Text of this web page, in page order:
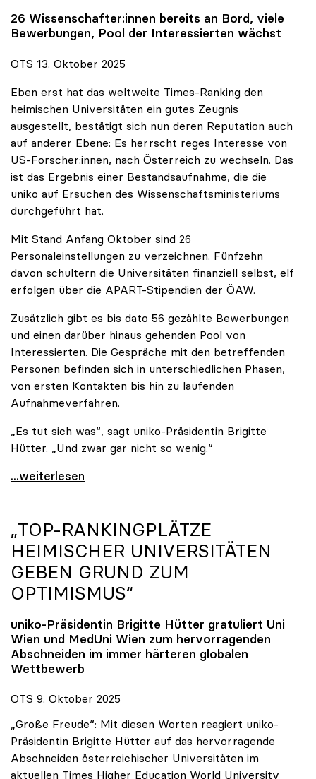
26 Wissenschafter:innen bereits an Bord, viele
Bewerbungen, Pool der Interessierten wächst
OTS 13. Oktober 2025
Eben erst hat das weltweite Times-Ranking den
heimischen Universitäten ein gutes Zeugnis
ausgestellt, bestätigt sich nun deren Reputation auch
auf anderer Ebene: Es herrscht reges Interesse von
US-Forscher:innen, nach Österreich zu wechseln. Das
ist das Ergebnis einer Bestandsaufnahme, die die
uniko auf Ersuchen des Wissenschaftsministeriums
durchgeführt hat.
Mit Stand Anfang Oktober sind 26
Personaleinstellungen zu verzeichnen. Fünfzehn
davon schultern die Universitäten finanziell selbst, elf
erfolgen über die APART-Stipendien der ÖAW.
Zusätzlich gibt es bis dato 56 gezählte Bewerbungen
und einen darüber hinaus gehenden Pool von
Interessierten. Die Gespräche mit den betreffenden
Personen befinden sich in unterschiedlichen Phasen,
von ersten Kontakten bis hin zu laufenden
Aufnahmeverfahren.
„Es tut sich was“, sagt uniko-Präsidentin Brigitte
Hütter. „Und zwar gar nicht so wenig.“
Reges Interesse von US-Forscher:innen an
...weiterlesen
„TOP-RANKINGPLÄTZE
HEIMISCHER UNIVERSITÄTEN
GEBEN GRUND ZUM
OPTIMISMUS“
uniko-Präsidentin Brigitte Hütter gratuliert Uni
Wien und MedUni Wien zum hervorragenden
Abschneiden im immer härteren globalen
Wettbewerb
OTS 9. Oktober 2025
„Große Freude“: Mit diesen Worten reagiert uniko-
Präsidentin Brigitte Hütter auf das hervorragende
Abschneiden österreichischer Universitäten im
aktuellen Times Higher Education World University